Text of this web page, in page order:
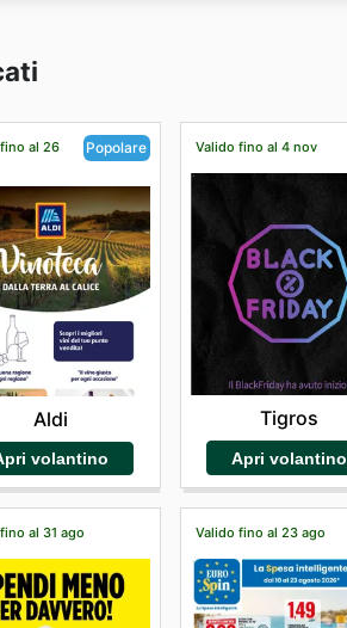
al 26 Popolare
Aldi
volantino
Valido fino al 4 nov
Tigros
Apri volantino
al 31 ago Valido fino al 23 ago